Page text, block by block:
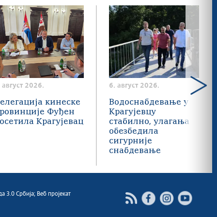
август 2026.
кинеске
Фуђен
Крагујевац
6. август 2026.
Водоснабдевање у
Крагујевцу
стабилно, улагања
обезбедила
сигурније
снабдевање
3.0 Србија; Веб пројекат FacebookInstagramYoutube